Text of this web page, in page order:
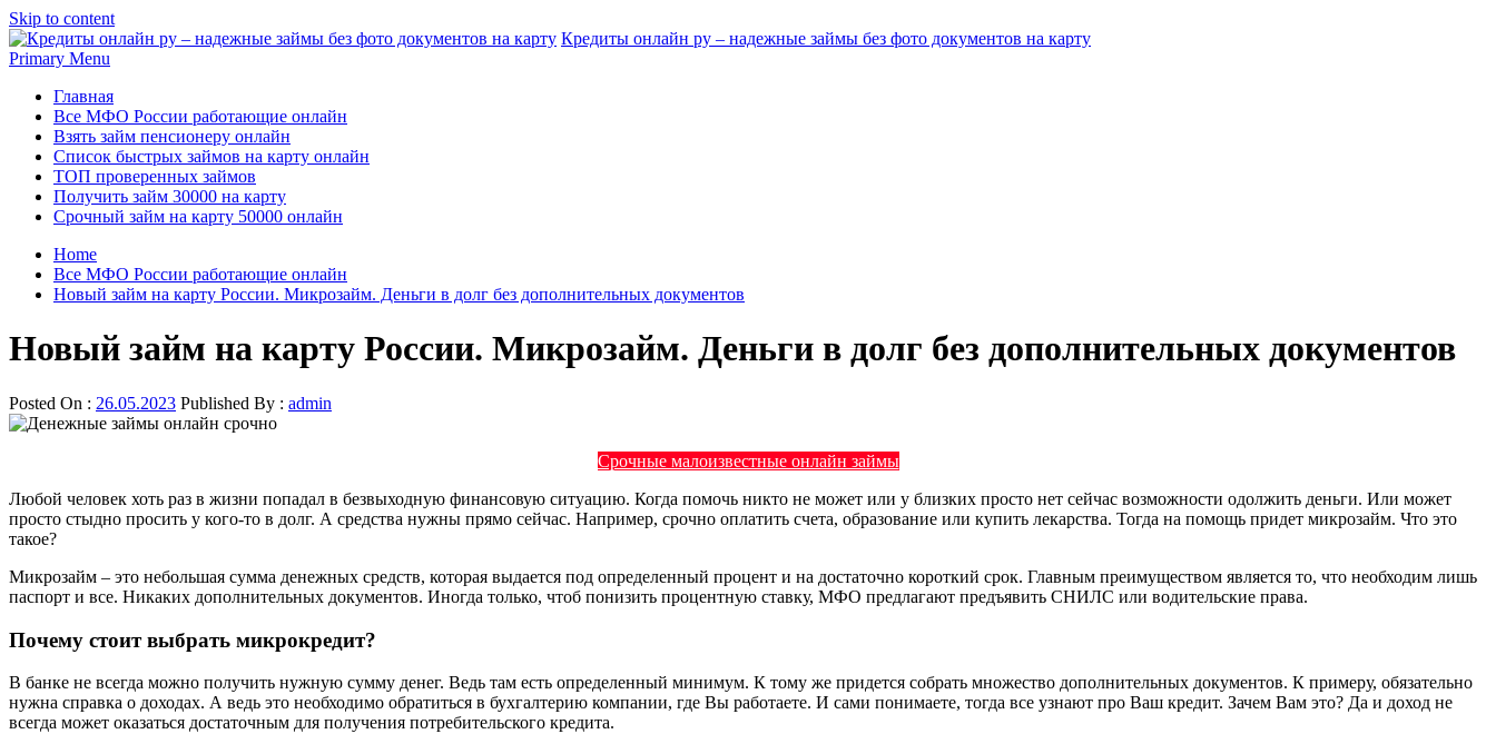
Skip to content
Кредиты онлайн ру – надежные займы без фото документов на карту
Primary Menu
Главная
Все МФО России работающие онлайн
Взять займ пенсионеру онлайн
Список быстрых займов на карту онлайн
ТОП проверенных займов
Получить займ 30000 на карту
Срочный займ на карту 50000 онлайн
Home
Все МФО России работающие онлайн
Новый займ на карту России. Микрозайм. Деньги в долг без дополнительных документов
Новый займ на карту России. Микрозайм. Деньги в долг без дополнительных документов
Posted On : 26.05.2023 Published By : admin
Срочные малоизвестные онлайн займы
Любой человек хоть раз в жизни попадал в безвыходную финансовую ситуацию. Когда помочь никто не может или у близких просто нет сейчас возможности одолжить деньги. Или может
просто стыдно просить у кого-то в долг. А средства нужны прямо сейчас. Например, срочно оплатить счета, образование или купить лекарства. Тогда на помощь придет микрозайм. Что это
такое?
Микрозайм – это небольшая сумма денежных средств, которая выдается под определенный процент и на достаточно короткий срок. Главным преимуществом является то, что необходим лишь
паспорт и все. Никаких дополнительных документов. Иногда только, чтоб понизить процентную ставку, МФО предлагают предъявить СНИЛС или водительские права.
Почему стоит выбрать микрокредит?
В банке не всегда можно получить нужную сумму денег. Ведь там есть определенный минимум. К тому же придется собрать множество дополнительных документов. К примеру, обязательно
нужна справка о доходах. А ведь это необходимо обратиться в бухгалтерию компании, где Вы работаете. И сами понимаете, тогда все узнают про Ваш кредит. Зачем Вам это? Да и доход не
всегда может оказаться достаточным для получения потребительского кредита.